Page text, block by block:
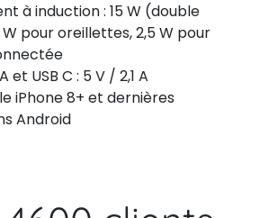
à induction : 15 W (double
pour oreillettes, 2,5 W pour
et USB C : 5 V / 2,1 A
iPhone 8+ et dernières
Android